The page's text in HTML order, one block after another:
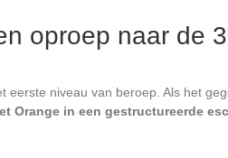
oproep naar de
eerste niveau van beroep. Als het
Orange in een gestructureerde